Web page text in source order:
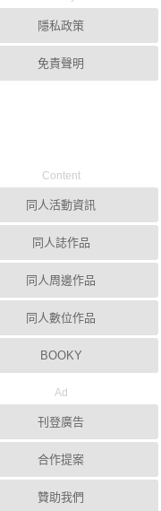
隱私政策
免責聲明
Content
同人活動資訊
同人誌作品
同人周邊作品
同人數位作品
BOOKY
Ad
刊登廣告
合作提案
贊助我們